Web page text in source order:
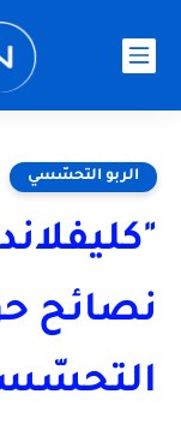
الربو التحسّسي
نصائح